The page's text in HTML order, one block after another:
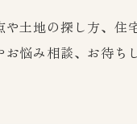
土地の探し方、住
悩み相談、お待ち